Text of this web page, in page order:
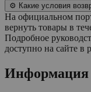
⚙️ Какие условия
На официальном
вернуть товары в
Подробное
доступно на сайте в
Информация